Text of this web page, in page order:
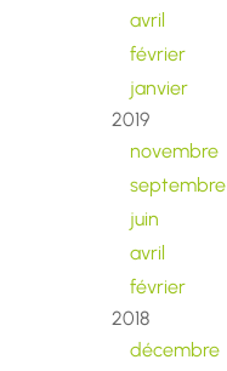
avril
février
janvier
2019
novembre
septembre
juin
avril
février
2018
décembre